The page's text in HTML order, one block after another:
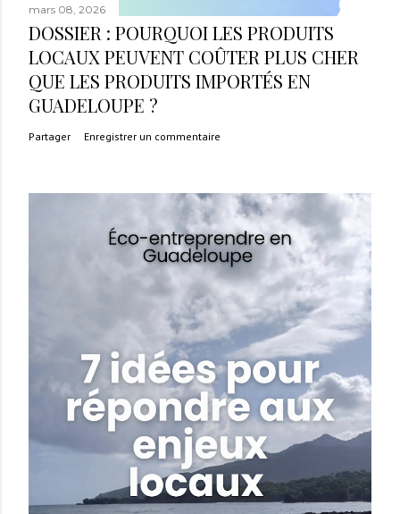
mars 08, 2026
DOSSIER : POURQUOI LES PRODUITS
LOCAUX PEUVENT COÛTER PLUS CHER
QUE LES PRODUITS IMPORTÉS EN
GUADELOUPE ?
Partager Enregistrer un commentaire